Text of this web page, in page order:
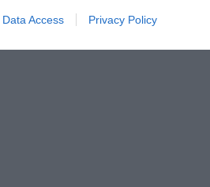
Data Access Privacy Policy